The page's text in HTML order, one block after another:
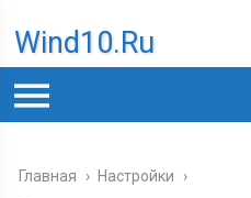
Wind10.ru
Главная › Настройки ›